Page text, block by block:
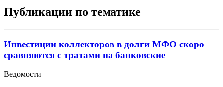
Публикации по тематике
Инвестиции коллекторов в долги МФО скоро
сравняются с тратами на банковские
Ведомости